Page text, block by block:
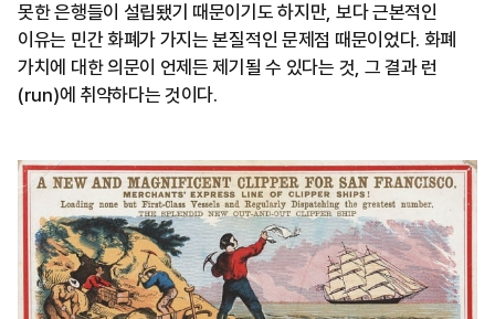
못한 은행들이 설립됐기 때문이기도 하지만, 보다 근본적인
이유는 민간 화폐가 가지는 본질적인 문제점 때문이었다. 화폐
가치에 대한 의문이 언제든 제기될 수 있다는 것, 그 결과 런
(run)에 취약하다는 것이다.